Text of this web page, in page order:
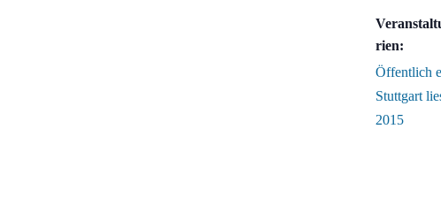
rien:
Öffentlich
Stuttgart
2015